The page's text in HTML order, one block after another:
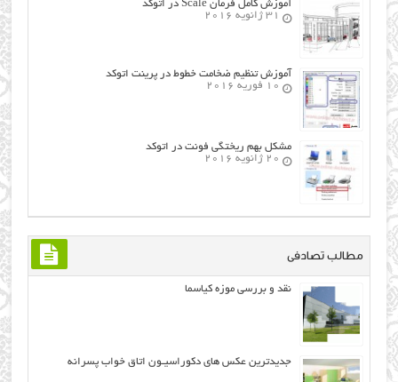
آموزش کامل فرمان Scale در اتوکد
31 ژانویه 2016
آموزش تنظیم ضخامت خطوط در پرینت اتوکد
10 فوریه 2016
مشکل بهم ریختگی فونت در اتوکد
20 ژانویه 2016
مطالب تصادفی
نقد و بررسی موزه کیاسما
جدیدترین عکس های دکوراسیـون اتاق خواب پسرانه